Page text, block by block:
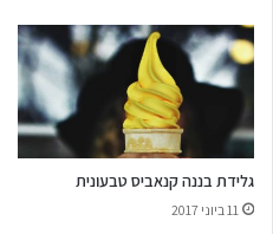
גלידת בננה קנאביס טבעונית
11 ביוני 2017